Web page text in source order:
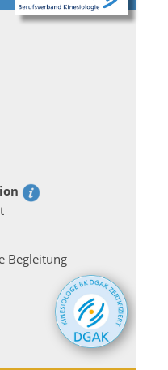
Begleitung